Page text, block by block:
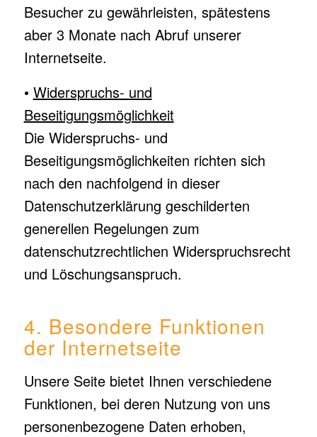
Besucher zu gewährleisten, spätestens
aber 3 Monate nach Abruf unserer
Internetseite.
• Widerspruchs- und
Beseitigungsmöglichkeit
Die Widerspruchs- und
Beseitigungsmöglichkeiten richten sich
nach den nachfolgend in dieser
Datenschutzerklärung geschilderten
generellen Regelungen zum
datenschutzrechtlichen Widerspruchsrecht
und Löschungsanspruch.
4. Besondere Funktionen
der Internetseite
Unsere Seite bietet Ihnen verschiedene
Funktionen, bei deren Nutzung von uns
personenbezogene Daten erhoben,